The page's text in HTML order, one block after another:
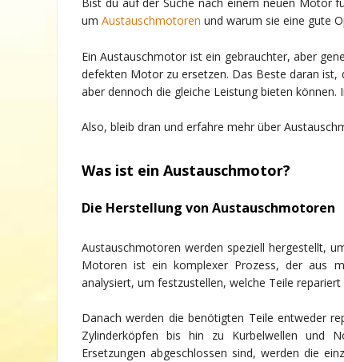
Bist du auf der Suche nach einem neuen Motor
um Austauschmotoren und warum sie eine gute
Ein Austauschmotor ist ein gebrauchter, aber
defekten Motor zu ersetzen. Das Beste daran
aber dennoch die gleiche Leistung bieten können.
Also, bleib dran und erfahre mehr über
Was ist ein Austauschmotor?
Die Herstellung von Austauschmotoren
Austauschmotoren werden speziell hergestellt,
Motoren ist ein komplexer Prozess, der aus
analysiert, um festzustellen, welche Teile
Danach werden die benötigten Teile entweder
Zylinderköpfen bis hin zu Kurbelwellen und
Ersetzungen abgeschlossen sind, werden die